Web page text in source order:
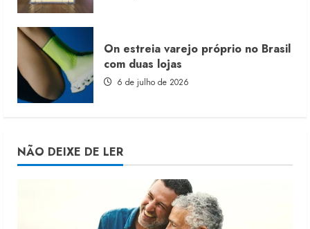
On estreia varejo próprio no Brasil
com duas lojas
6 de julho de 2026
NÃO DEIXE DE LER